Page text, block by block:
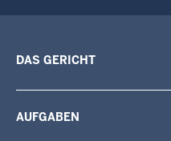
DAS GERICHT
AUFGABEN